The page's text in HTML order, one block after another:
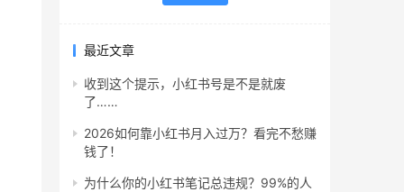
最近文章
收到这个提示，小红书号是不是就废
了……
2026如何靠小红书月入过万？看完不愁赚
钱了！
为什么你的小红书笔记总违规？99%的人